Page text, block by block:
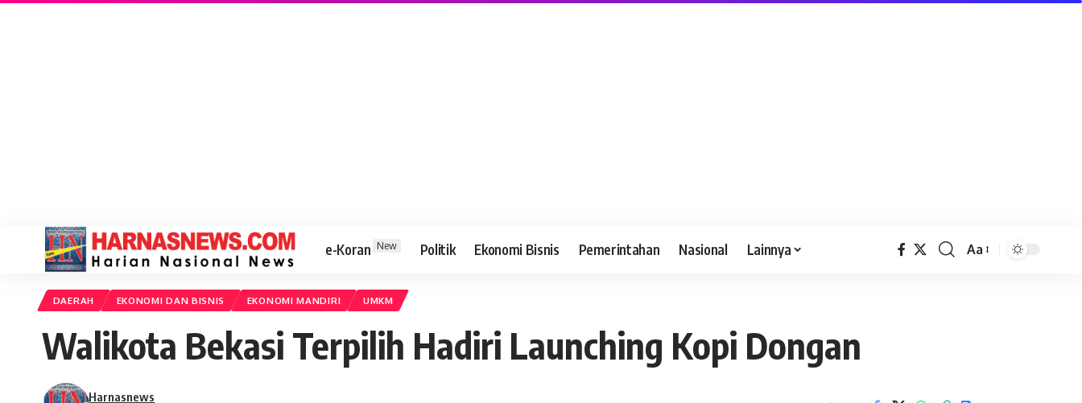
e-Koran New Politik Ekonomi Bisnis Pemerintahan Nasional Lainnya Aa
DAERAH EKONOMI DAN BISNIS EKONOMI MANDIRI UMKM
Walikota Bekasi Terpilih Hadiri Launching Kopi Dongan
Harnasnews